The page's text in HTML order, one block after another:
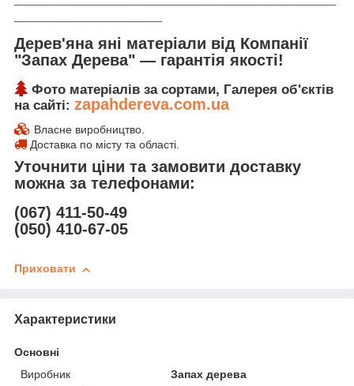
Дерев'яна яні матеріали від Компанії
"Запах Дерева" ― гарантія якості!
Фото матеріалів за сортами, Галерея об'єктів
на сайті: zapahdereva.com.ua
Власне виробництво.
Доставка по місту та області.
Уточнити ціни та замовити доставку
можна за телефонами:
(067) 411-50-49
(050) 410-67-05
Приховати
Характеристики
Основні
Виробник
Запах дерева